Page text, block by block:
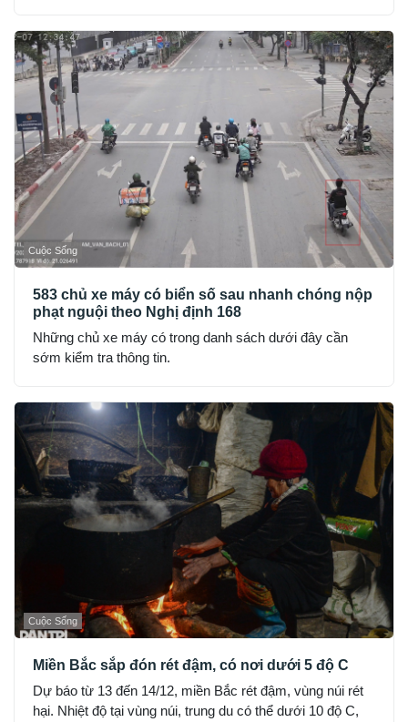
Cuộc Sống
583 chủ xe máy có biển số sau nhanh chóng nộp
phạt nguội theo Nghị định 168
Những chủ xe máy có trong danh sách dưới đây cần
sớm kiểm tra thông tin.
Cuộc Sống
Miền Bắc sắp đón rét đậm, có nơi dưới 5 độ C
Dự báo từ 13 đến 14/12, miền Bắc rét đậm, vùng núi rét
hại. Nhiệt độ tại vùng núi, trung du có thể dưới 10 độ C,